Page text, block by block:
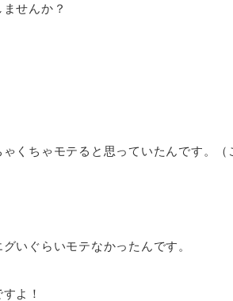
ませんか？
くちゃモテると思っていたんです。（
いぐらいモテなかったんです。
よ！